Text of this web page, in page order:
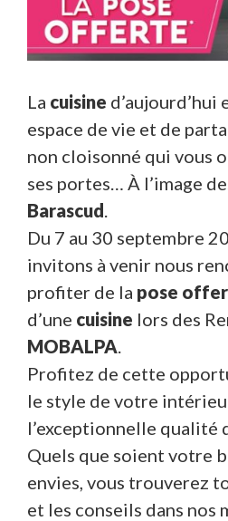
La cuisine d’aujourd’hui
espace de vie et de
non cloisonné qui vous
ses portes… À l’image
Barascud
Du 7 au 30 septembre
invitons à venir nous
profiter de la pose
d’une cuisine lors des
MOBALPA
Profitez de cette
le style de votre
l’exceptionnelle qualité
Quels que soient votre
envies, vous trouverez
et les conseils dans nos